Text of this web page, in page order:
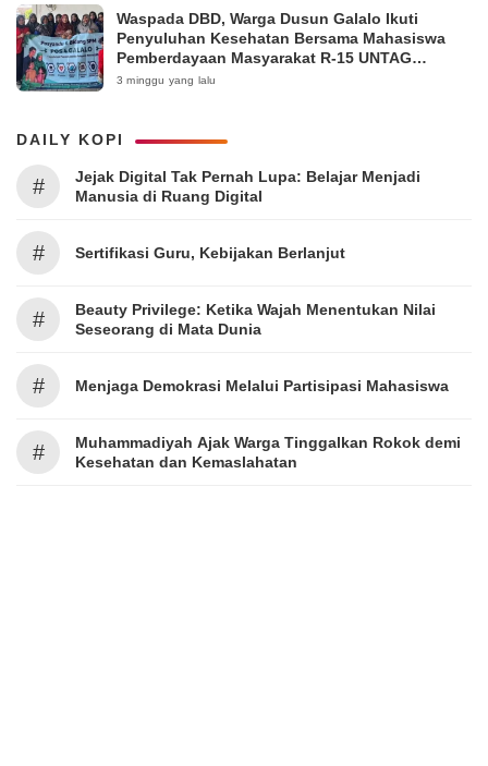
Waspada DBD, Warga Dusun Galalo Ikuti
Penyuluhan Kesehatan Bersama Mahasiswa
Pemberdayaan Masyarakat R-15 UNTAG
Surabaya 2026
3 minggu yang lalu
DAILY KOPI
#
Jejak Digital Tak Pernah Lupa: Belajar Menjadi
Manusia di Ruang Digital
# Sertifikasi Guru, Kebijakan Berlanjut
#
Beauty Privilege: Ketika Wajah Menentukan Nilai
Seseorang di Mata Dunia
# Menjaga Demokrasi Melalui Partisipasi Mahasiswa
#
Muhammadiyah Ajak Warga Tinggalkan Rokok demi
Kesehatan dan Kemaslahatan